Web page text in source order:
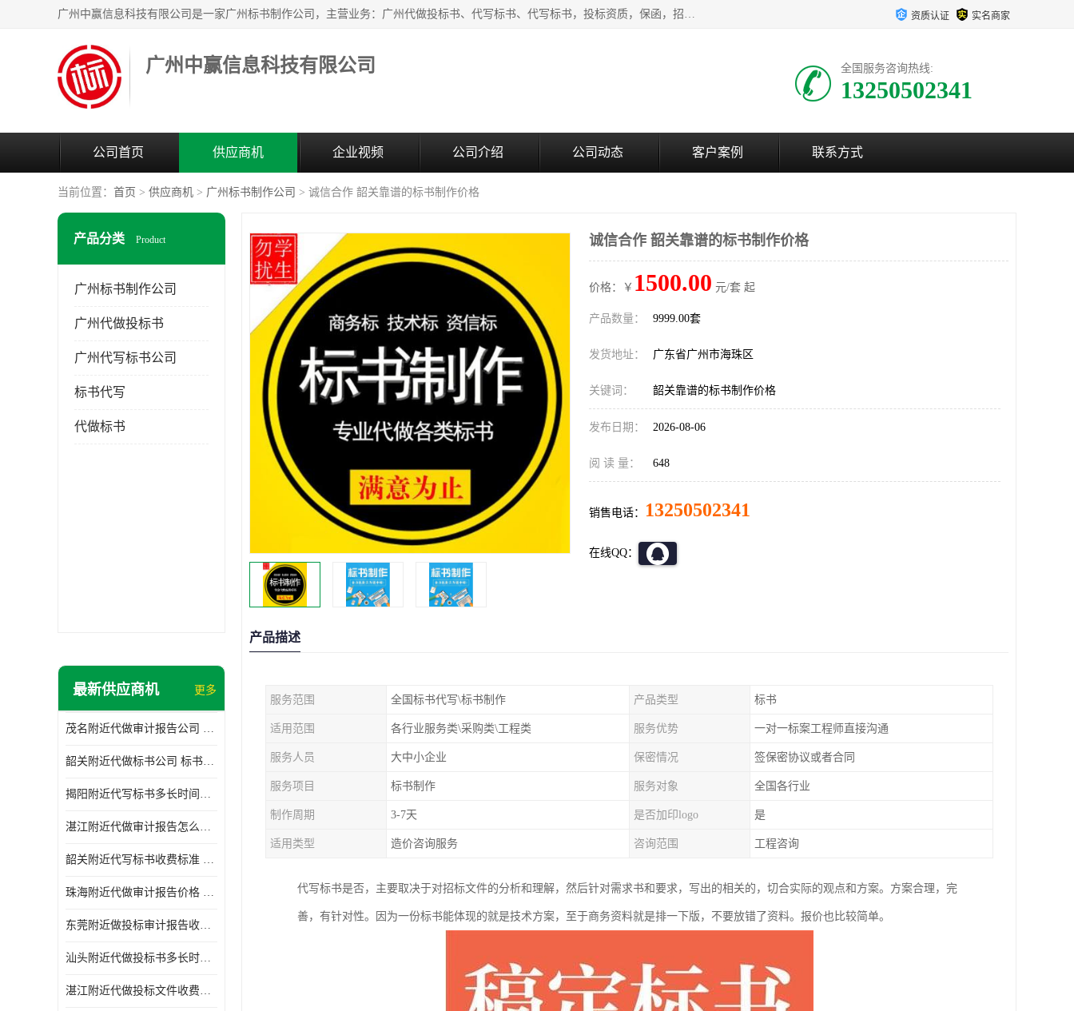
广州中赢信息科技有限公司是一家广州标书制作公司，主营业务：广州代做投标书、代写标书、代写标书，投标资质，保函，招投标培训等等，只要是投标中有需要的，我们这里都可以帮您解决。代写标书的中标案例也有很多。欢迎来电合作。 资质认证 实名商家
广州中赢信息科技有限公司 全国服务咨询热线:
13250502341
公司首页 供应商机 企业视频 公司介绍 公司动态 客户案例 联系方式
当前位置： 首页 > 供应商机 > 广州标书制作公司 > 诚信合作 韶关靠谱的标书制作价格
产品分类 Product
广州标书制作公司
广州代做投标书
广州代写标书公司
标书代写
代做标书
最新供应商机 更多
茂名附近代做审计报告公司 投标书怎么做
韶关附近代做标书公司 标书制作周期快
揭阳附近代写标书多长时间做好 投标书怎么做
湛江附近代做审计报告怎么收费 一对一服务
韶关附近代写标书收费标准 满足客户需求
珠海附近代做审计报告价格 投标书怎么做
东莞附近做投标审计报告收费标准 标书废标注意事项
汕头附近代做投标书多长时间做好 标书废标注意事项
湛江附近代做投标文件收费标准 投标书怎么做
诚信合作 韶关靠谱的标书制作价格
价格：￥ 1500.00 元/套 起
产品数量： 9999.00套
发货地址： 广东省广州市海珠区
关键词： 韶关靠谱的标书制作价格
发布日期： 2026-08-06
阅 读 量： 648
销售电话： 13250502341
在线QQ：
产品描述
服务范围 全国标书代写\标书制作 产品类型 标书
适用范围 各行业服务类\采购类\工程类 服务优势 一对一标案工程师直接沟通
服务人员 大中小企业 保密情况 签保密协议或者合同
服务项目 标书制作 服务对象 全国各行业
制作周期 3-7天 是否加印logo 是
适用类型 造价咨询服务 咨询范围 工程咨询
代写标书是否，主要取决于对招标文件的分析和理解，然后针对需求书和要求，写出的相关的，切合实际的观点和方案。方案合理，完
善，有针对性。因为一份标书能体现的就是技术方案，至于商务资料就是排一下版，不要放错了资料。报价也比较简单。